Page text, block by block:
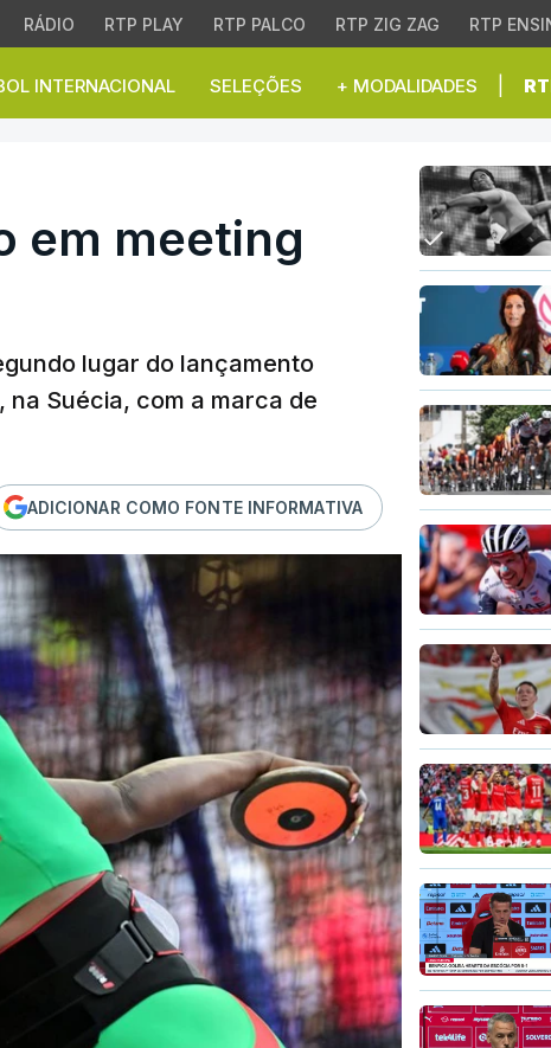
RÁDIO RTP PLAY RTP PALCO RTP ZIG ZAG RTP
INTERNACIONAL SELEÇÕES + MODALIDADES
meeting na Suécia
em meeting
lugar do lançamento
na Suécia, com a marca de
ADICIONAR COMO FONTE INFORMATIVA